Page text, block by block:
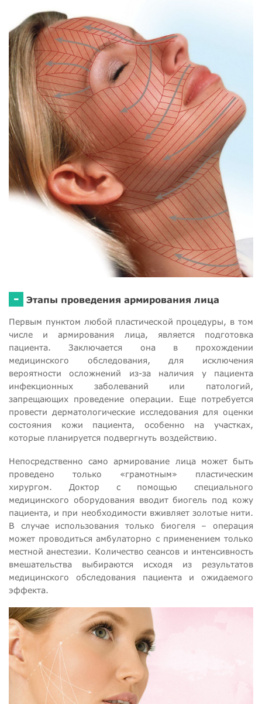
- Этапы проведения армирования лица
Первым пунктом любой пластической процедуры, в том
числе и армирования лица, является подготовка
пациента. Заключается она в прохождении
медицинского обследования, для исключения
вероятности осложнений из-за наличия у пациента
инфекционных заболеваний или патологий,
запрещающих проведение операции. Еще потребуется
провести дерматологические исследования для оценки
состояния кожи пациента, особенно на участках,
которые планируется подвергнуть воздействию.
Непосредственно само армирование лица может быть
проведено только «грамотным» пластическим
хирургом. Доктор с помощью специального
медицинского оборудования вводит биогель под кожу
пациента, и при необходимости вживляет золотые нити.
В случае использования только биогеля – операция
может проводиться амбулаторно с применением только
местной анестезии. Количество сеансов и интенсивность
вмешательства выбираются исходя из результатов
медицинского обследования пациента и ожидаемого
эффекта.